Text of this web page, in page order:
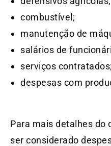
combustível;
manutenção de
salários de
serviços contratados;
despesas com
Para mais detalhes do
ser considerado